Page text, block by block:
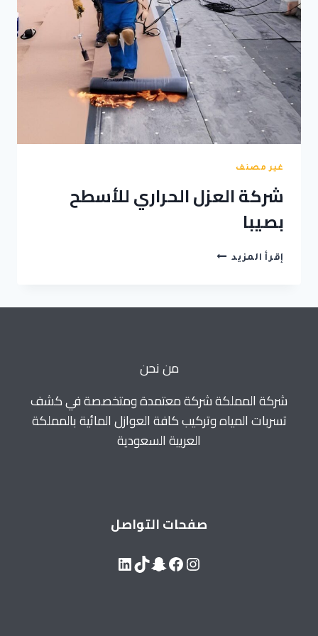
غير مصنف
شركة العزل الحراري للأسطح
بصيبا
إقرأ المزيد شركة
من نحن
شركة المملكة شركة معتمدة ومتخصصة في كشف
تسربات المياه وتركيب كافة العوازل المائية بالمملكة
العربية السعودية
صفحات التواصل
Instagram
Facebook
Snapchat
TikTok
LinkedIn